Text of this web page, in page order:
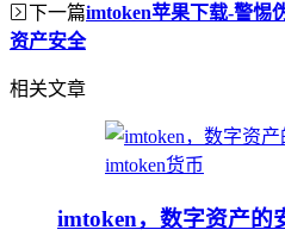
下一篇imtoken苹果下载-警惕
资产安全
相关文章
imtoken，数字资产的